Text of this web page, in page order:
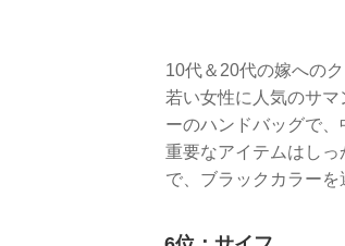
10代＆20代の嫁への
若い女性に人気のサ
ーのハンドバッグで
重要なアイテムはし
で、ブラックカラーを